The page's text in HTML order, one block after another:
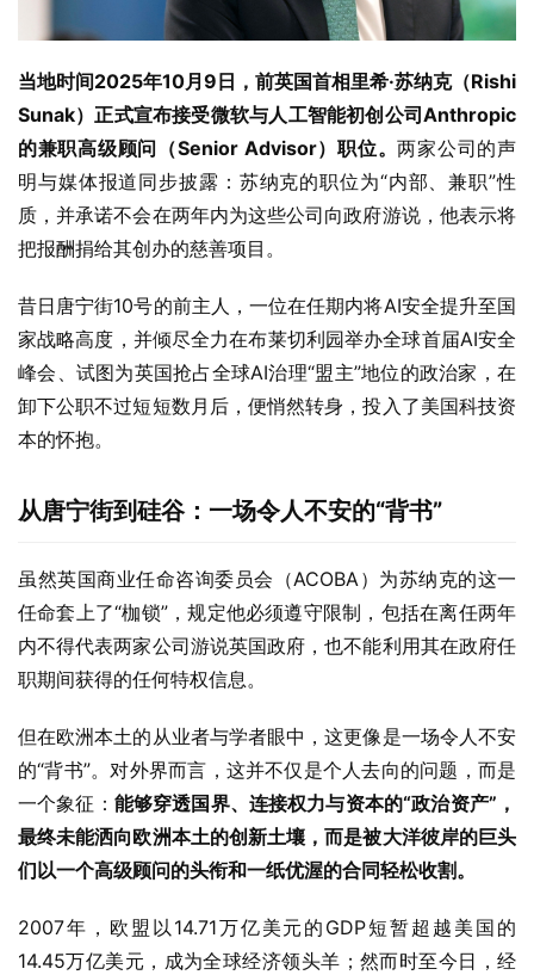
当地时间2025年10月 9 日，前英国首相里希·苏纳克（Rishi
Sunak）正式宣布接受微软与人工智能初创公司Anthropic
的兼职高级顾问（Senior Advisor）职位。两家公司的声
明与媒体报道同步披露：苏纳克的职位为“内部、兼职”性
质，并承诺不会在两年内为这些公司向政府游说，他表示将
把报酬捐给其创办的慈善项目。
昔日唐宁街10号的前主人，一位在任期内将AI安全提升至国
家战略高度，并倾尽全力在布莱切利园举办全球首届AI安全
峰会、试图为英国抢占全球AI治理“盟主”地位的政治家，在
卸下公职不过短短数月后，便悄然转身，投入了美国科技资
本的怀抱。
从唐宁街到硅谷：一场令人不安的“背书”
虽然英国商业任命咨询委员会（ACOBA）为苏纳克的这一
任命套上了“枷锁”，规定他必须遵守限制，包括在离任两年
内不得代表两家公司游说英国政府，也不能利用其在政府任
职期间获得的任何特权信息。
但在欧洲本土的从业者与学者眼中，这更像是一场令人不安
的“背书”。对外界而言，这并不仅是个人去向的问题，而是
一个象征： 能够穿透国界、连接权力与资本的“政治资产” ，
最终未能洒向欧洲本土的创新土壤，而是被大洋彼岸的巨头
们以一个高级顾问的头衔和一纸优渥的合同轻松收割。
2007年，欧盟以14.71万亿美元的GDP短暂超越美国的
14.45万亿美元，成为全球经济领头羊；然而时至今日，经